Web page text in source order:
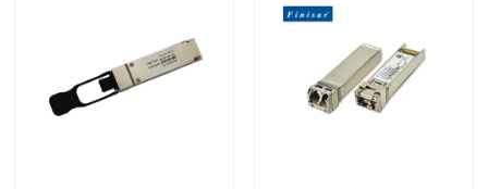
Tur Pabrik